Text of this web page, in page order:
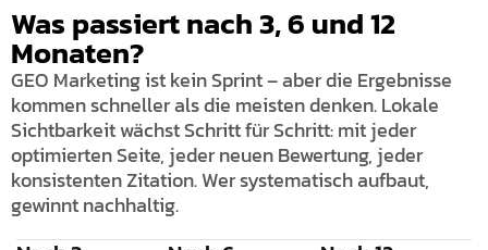
Was passiert nach 3, 6 und 12
Monaten?
GEO Marketing ist kein Sprint – aber die Ergebnisse
kommen schneller als die meisten denken. Lokale
Sichtbarkeit wächst Schritt für Schritt: mit jeder
optimierten Seite, jeder neuen Bewertung, jeder
konsistenten Zitation. Wer systematisch aufbaut,
gewinnt nachhaltig.